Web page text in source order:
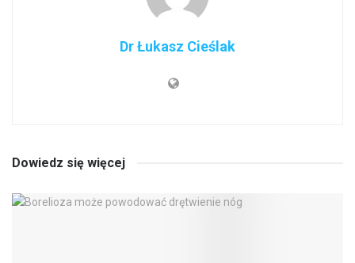
Dr Łukasz Cieślak
Dowiedz się więcej